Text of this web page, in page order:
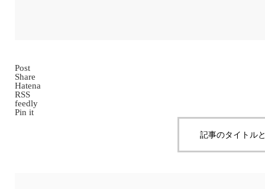
Post
Share
Hatena
RSS
feedly
Pin it
記事のタイトル